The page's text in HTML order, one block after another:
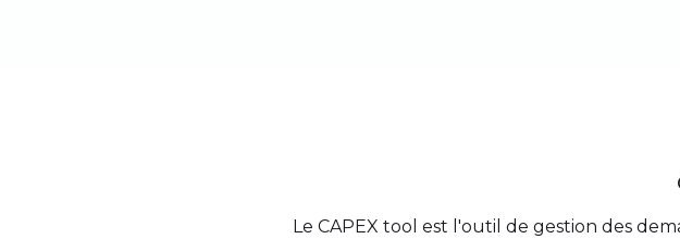
Le CAPEX tool est l'outil de gestion des